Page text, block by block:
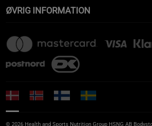
ØVRIG INFORMATION
© 2026 Health and Sports Nutrition Group HSNG AB